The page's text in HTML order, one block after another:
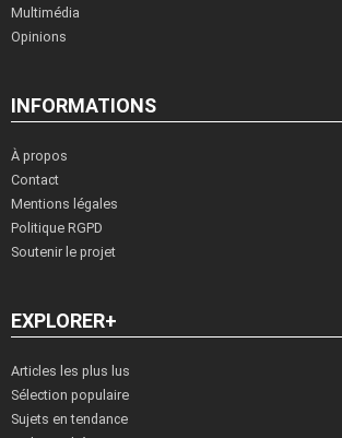
Multimédia
Opinions
INFORMATIONS
À propos
Contact
Mentions légales
Politique RGPD
Soutenir le projet
EXPLORER+
Articles les plus lus
Sélection populaire
Sujets en tendance